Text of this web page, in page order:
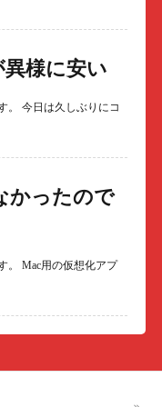
様に安い
。 今日は久しぶりにコ
かったので
。 Mac用の仮想化アプ